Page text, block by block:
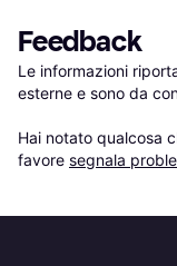
Feedback
Le informazioni
esterne e sono da
Hai notato qualcosa
favore segnala